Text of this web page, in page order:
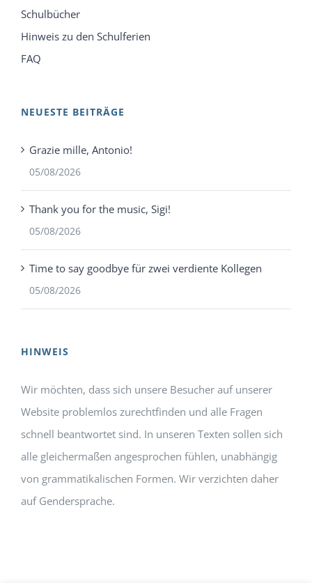
Schulbücher
Hinweis zu den Schulferien
FAQ
NEUESTE BEITRÄGE
Grazie mille, Antonio!
05/08/2026
Thank you for the music, Sigi!
05/08/2026
Time to say goodbye für zwei verdiente Kollegen
05/08/2026
HINWEIS
Wir möchten, dass sich unsere Besucher auf unserer
Website problemlos zurechtfinden und alle Fragen
schnell beantwortet sind. In unseren Texten sollen sich
alle gleichermaßen angesprochen fühlen, unabhängig
von grammatikalischen Formen. Wir verzichten daher
auf Gendersprache.